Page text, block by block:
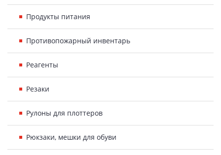
Продукты питания
Противопожарный инвентарь
Реагенты
Резаки
Рулоны для плоттеров
Рюкзаки, мешки для обуви